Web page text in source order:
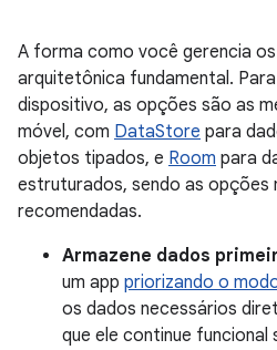
A forma como você gerencia
arquitetônica fundamental.
dispositivo, as opções são as
móvel, com DataStore para
objetos tipados, e Room para
estruturados, sendo as opções
recomendadas.
Armazene dados
um app priorizando o
os dados necessários
que ele continue funcional